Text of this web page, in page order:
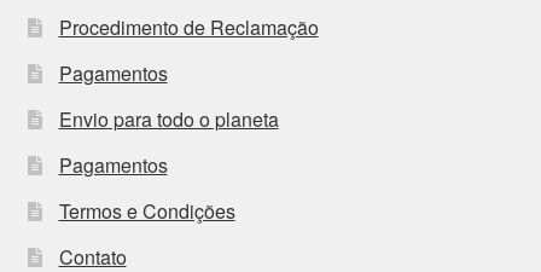
Procedimento de Reclamação
Pagamentos
Envio para todo o planeta
Pagamentos
Termos e Condições
Contato